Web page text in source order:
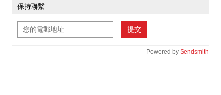
保持聯繫
提交
Powered by Sendsmith